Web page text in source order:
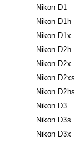
Nikon D1
Nikon D1h
Nikon D1x
Nikon D2h
Nikon D2x
Nikon D2xs
Nikon D2hs
Nikon D3
Nikon D3s
Nikon D3x